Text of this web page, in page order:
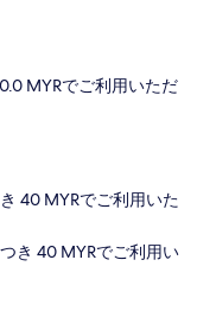
MYRでご利用いただ
40 MYRでご利用いた
き 40 MYRでご利用い